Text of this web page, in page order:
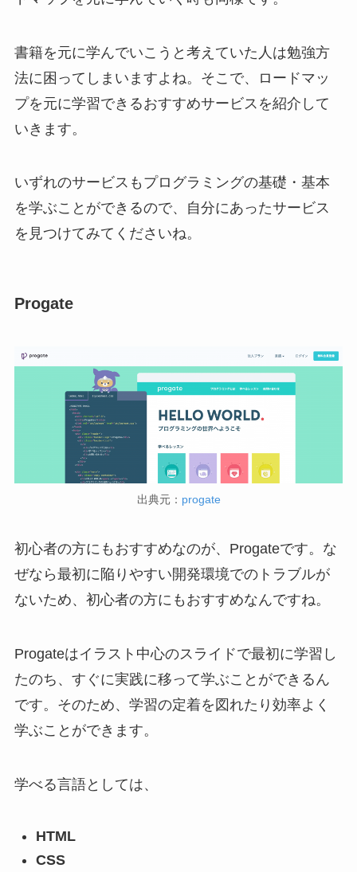
書籍を元に学んでいこうと考えていた人は勉強方
法に困ってしまいますよね。そこで、ロードマッ
プを元に学習できるおすすめサービスを紹介して
いきます。
いずれのサービスもプログラミングの基礎・基本
を学ぶことができるので、自分にあったサービス
を見つけてみてくださいね。
Progate
出典元： progate
初心者の方にもおすすめなのが、Progateです。な
ぜなら最初に陥りやすい開発環境でのトラブルが
ないため、初心者の方にもおすすめなんですね。
Progateはイラスト中心のスライドで最初に学習し
たのち、すぐに実践に移って学ぶことができるん
です。そのため、学習の定着を図れたり効率よく
学ぶことができます。
学べる言語としては、
HTML
CSS